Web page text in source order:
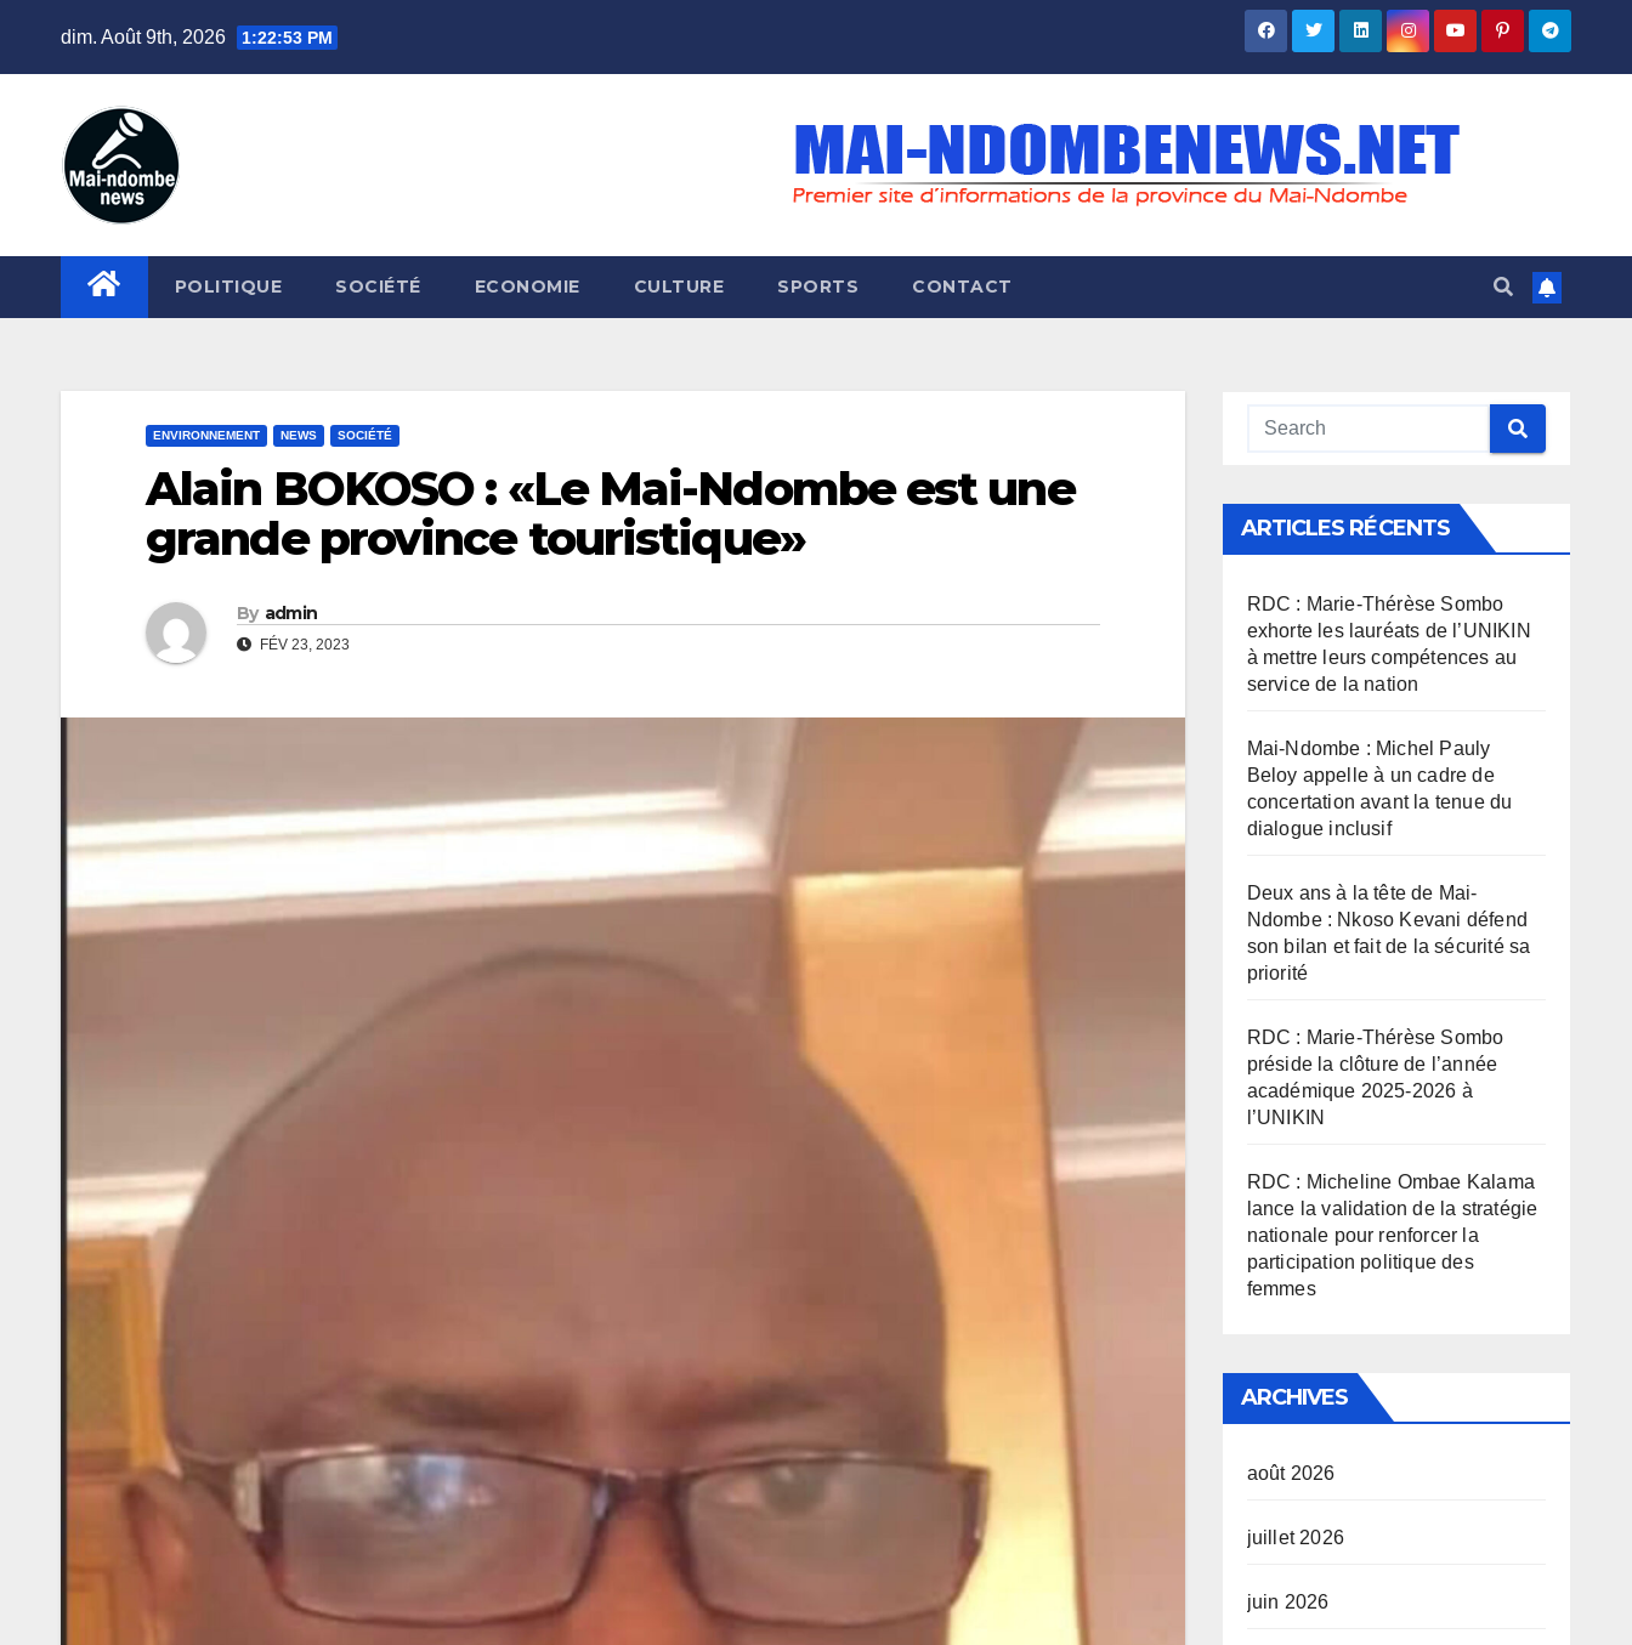
dim. Août 9th, 2026 1:22:54 PM
POLITIQUE SOCIÉTÉ ECONOMIE CULTURE SPORTS CONTACT
ENVIRONNEMENT NEWS SOCIÉTÉ
Alain BOKOSO : «Le Mai-Ndombe est une
grande province touristique»
By admin
FÉV 23, 2023
ARTICLES RÉCENTS
RDC : Marie-Thérèse Sombo
exhorte les lauréats de l’UNIKIN
à mettre leurs compétences au
service de la nation
Mai-Ndombe : Michel Pauly
Beloy appelle à un cadre de
concertation avant la tenue du
dialogue inclusif
Deux ans à la tête de Mai-
Ndombe : Nkoso Kevani défend
son bilan et fait de la sécurité sa
priorité
RDC : Marie-Thérèse Sombo
préside la clôture de l’année
académique 2025-2026 à
l’UNIKIN
RDC : Micheline Ombae Kalama
lance la validation de la stratégie
nationale pour renforcer la
participation politique des
femmes
ARCHIVES
août 2026
juillet 2026
juin 2026